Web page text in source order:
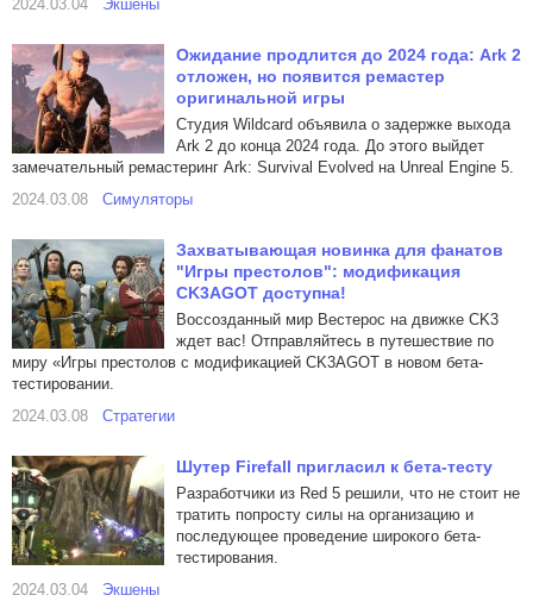
2024.03.04
Экшены
Ожидание продлится до 2024 года: Ark 2
отложен, но появится ремастер
оригинальной игры
Студия Wildcard объявила о задержке выхода
Ark 2 до конца 2024 года. До этого выйдет
замечательный ремастеринг Ark: Survival Evolved на Unreal Engine 5.
2024.03.08
Симуляторы
Захватывающая новинка для фанатов
"Игры престолов": модификация
CK3AGOT доступна!
Воссозданный мир Вестерос на движке CK3
ждет вас! Отправляйтесь в путешествие по
миру «Игры престолов с модификацией CK3AGOT в новом бета-
тестировании.
2024.03.08
Стратегии
Шутер Firefall пригласил к бета-тесту
Разработчики из Red 5 решили, что не стоит не
тратить попросту силы на организацию и
последующее проведение широкого бета-
тестирования.
2024.03.04
Экшены